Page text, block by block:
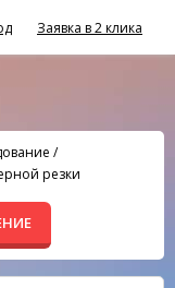
Заявка в 2 клика
/
резки